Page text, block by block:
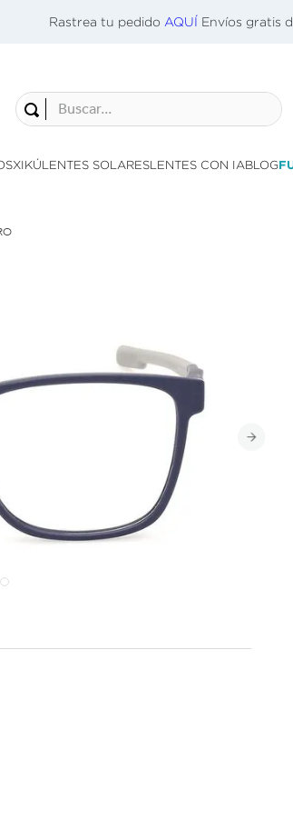
Rastrea tu pedido AQUÍ Envíos gratis
Buscar...
XIKÚLENTES SOLARESLENTES CON IABLOG